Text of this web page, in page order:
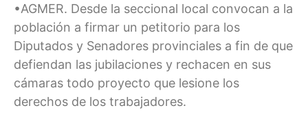
•AGMER. Desde la seccional local convocan a la
población a firmar un petitorio para los
Diputados y Senadores provinciales a fin de que
defiendan las jubilaciones y rechacen en sus
cámaras todo proyecto que lesione los
derechos de los trabajadores.